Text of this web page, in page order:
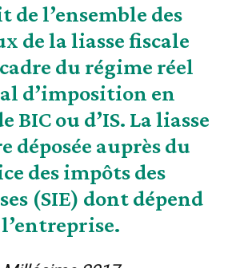
de l’ensemble des
de la liasse fiscale
du régime réel
d’imposition en
BIC ou d’IS. La liasse
déposée auprès du
des impôts des
(SIE) dont dépend
l’entreprise.